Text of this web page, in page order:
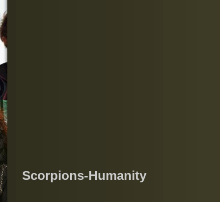
Scorpions-Humanity